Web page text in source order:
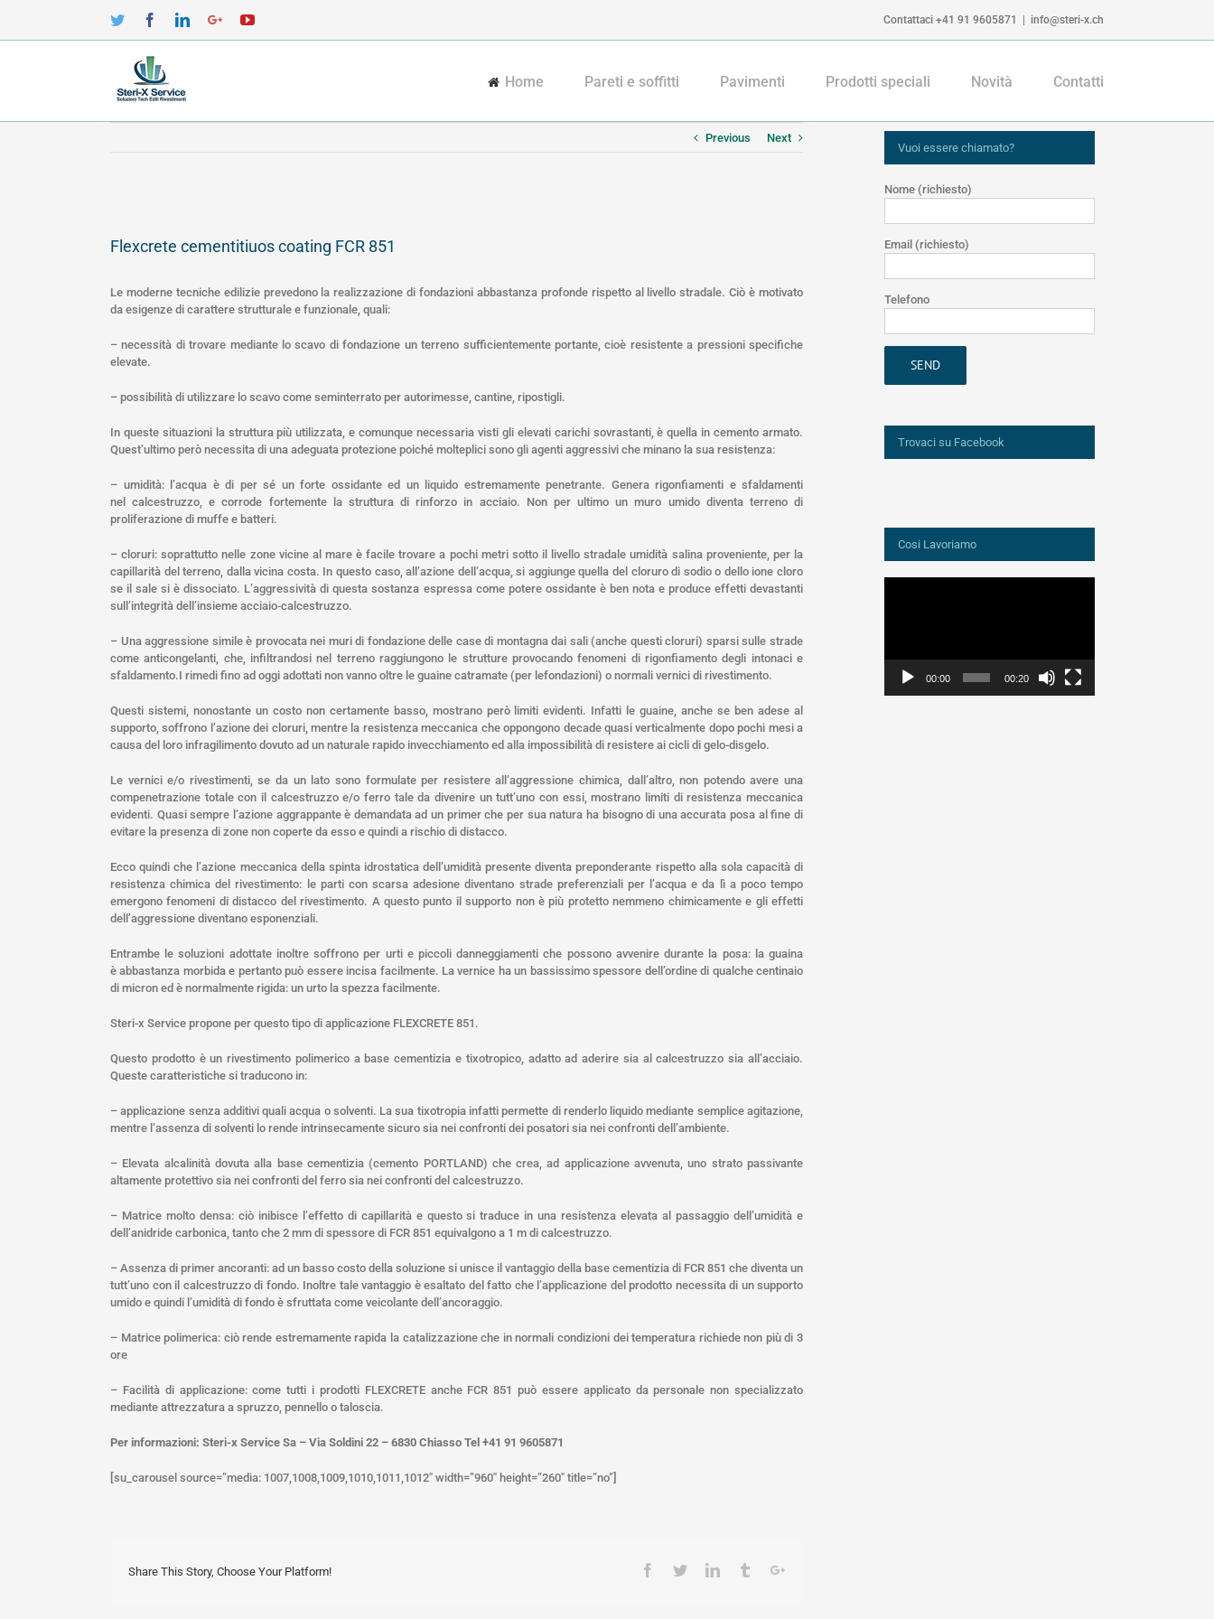
Twitter FacebookLinkedinGoogle+YouTube Contattaci +41 91 9605871 info@steri-x.ch
Home Pareti e soffitti Pavimenti Prodotti speciali Novità Contatti
Previous Next
Image
Flexcrete cementitiuos coating FCR 851
Le moderne tecniche edilizie prevedono la realizzazione di fondazioni abbastanza profonde rispetto al livello stradale. Ciò è motivato
da esigenze di carattere strutturale e funzionale, quali:
– necessità di trovare mediante lo scavo di fondazione un terreno sufficientemente portante, cioè resistente a pressioni specifiche
elevate.
– possibilità di utilizzare lo scavo come seminterrato per autorimesse, cantine, ripostigli.
In queste situazioni la struttura più utilizzata, e comunque necessaria visti gli elevati carichi sovrastanti, è quella in cemento armato.
Quest’ultimo però necessita di una adeguata protezione poiché molteplici sono gli agenti aggressivi che minano la sua resistenza:
– umidità: l’acqua è di per sé un forte ossidante ed un liquido estremamente penetrante. Genera rigonfiamenti e sfaldamenti
nel calcestruzzo, e corrode fortemente la struttura di rinforzo in acciaio. Non per ultimo un muro umido diventa terreno di
proliferazione di muffe e batteri.
– cloruri: soprattutto nelle zone vicine al mare è facile trovare a pochi metri sotto il livello stradale umidità salina proveniente, per la
capillarità del terreno, dalla vicina costa. In questo caso, all’azione dell’acqua, si aggiunge quella del cloruro di sodio o dello ione cloro
se il sale si è dissociato. L’aggressività di questa sostanza espressa come potere ossidante è ben nota e produce effetti devastanti
sull’integrità dell’insieme acciaio-calcestruzzo.
– Una aggressione simile è provocata nei muri di fondazione delle case di montagna dai sali (anche questi cloruri) sparsi sulle strade
come anticongelanti, che, infiltrandosi nel terreno raggiungono le strutture provocando fenomeni di rigonfiamento degli intonaci e
sfaldamento.I rimedi fino ad oggi adottati non vanno oltre le guaine catramate (per lefondazioni) o normali vernici di rivestimento.
Questi sistemi, nonostante un costo non certamente basso, mostrano però limiti evidenti. Infatti le guaine, anche se ben adese al
supporto, soffrono l’azione dei cloruri, mentre la resistenza meccanica che oppongono decade quasi verticalmente dopo pochi mesi a
causa del loro infragilimento dovuto ad un naturale rapido invecchiamento ed alla impossibilità di resistere ai cicli di gelo-disgelo.
Le vernici e/o rivestimenti, se da un lato sono formulate per resistere all’aggressione chimica, dall’altro, non potendo avere una
compenetrazione totale con il calcestruzzo e/o ferro tale da divenire un tutt’uno con essi, mostrano limiti di resistenza meccanica
evidenti. Quasi sempre l’azione aggrappante è demandata ad un primer che per sua natura ha bisogno di una accurata posa al fine di
evitare la presenza di zone non coperte da esso e quindi a rischio di distacco.
Ecco quindi che l’azione meccanica della spinta idrostatica dell’umidità presente diventa preponderante rispetto alla sola capacità di
resistenza chimica del rivestimento: le parti con scarsa adesione diventano strade preferenziali per l’acqua e da lì a poco tempo
emergono fenomeni di distacco del rivestimento. A questo punto il supporto non è più protetto nemmeno chimicamente e gli effetti
dell’aggressione diventano esponenziali.
Entrambe le soluzioni adottate inoltre soffrono per urti e piccoli danneggiamenti che possono avvenire durante la posa: la guaina
è abbastanza morbida e pertanto può essere incisa facilmente. La vernice ha un bassissimo spessore dell’ordine di qualche centinaio
di micron ed è normalmente rigida: un urto la spezza facilmente.
Steri-x Service propone per questo tipo di applicazione FLEXCRETE 851.
Questo prodotto è un rivestimento polimerico a base cementizia e tixotropico, adatto ad aderire sia al calcestruzzo sia all’acciaio.
Queste caratteristiche si traducono in:
– applicazione senza additivi quali acqua o solventi. La sua tixotropia infatti permette di renderlo liquido mediante semplice agitazione,
mentre l’assenza di solventi lo rende intrinsecamente sicuro sia nei confronti dei posatori sia nei confronti dell’ambiente.
– Elevata alcalinità dovuta alla base cementizia (cemento PORTLAND) che crea, ad applicazione avvenuta, uno strato passivante
altamente protettivo sia nei confronti del ferro sia nei confronti del calcestruzzo.
– Matrice molto densa: ciò inibisce l’effetto di capillarità e questo si traduce in una resistenza elevata al passaggio dell’umidità e
dell’anidride carbonica, tanto che 2 mm di spessore di FCR 851 equivalgono a 1 m di calcestruzzo.
– Assenza di primer ancoranti: ad un basso costo della soluzione si unisce il vantaggio della base cementizia di FCR 851 che diventa un
tutt’uno con il calcestruzzo di fondo. Inoltre tale vantaggio è esaltato del fatto che l’applicazione del prodotto necessita di un supporto
umido e quindi l’umidità di fondo è sfruttata come veicolante dell’ancoraggio.
– Matrice polimerica: ciò rende estremamente rapida la catalizzazione che in normali condizioni dei temperatura richiede non più di 3
ore
– Facilità di applicazione: come tutti i prodotti FLEXCRETE anche FCR 851 può essere applicato da personale non specializzato
mediante attrezzatura a spruzzo, pennello o taloscia.
Per informazioni: Steri-x Service Sa – Via Soldini 22 – 6830 Chiasso Tel +41 91 9605871
[su_carousel source=”media: 1007,1008,1009,1010,1011,1012″ width=”960″ height=”260″ title=”no”]
Share This Story, Choose Your Platform! Facebook
TwitterLinkedinTumblrGoogle+
Vuoi essere chiamato?
Nome (richiesto)
Email (richiesto)
Telefono
Trovaci su Facebook
Cosi Lavoriamo
00:00 00:20